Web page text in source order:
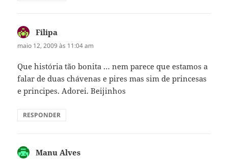
Filipa
maio 12, 2009 às 11:04 am
Que história tão bonita … nem parece que estamos a
falar de duas chávenas e pires mas sim de princesas
e principes. Adorei. Beijinhos
RESPONDER
Manu Alves